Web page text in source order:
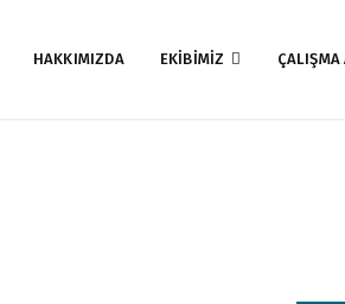
HAKKIMIZDA EKİBİMİZ